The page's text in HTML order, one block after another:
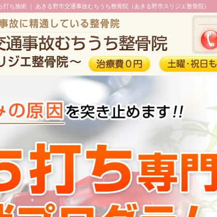
ち施術 ｜ あきる野市交通事故むちうち整骨院（あきる野市スリジエ整骨院）